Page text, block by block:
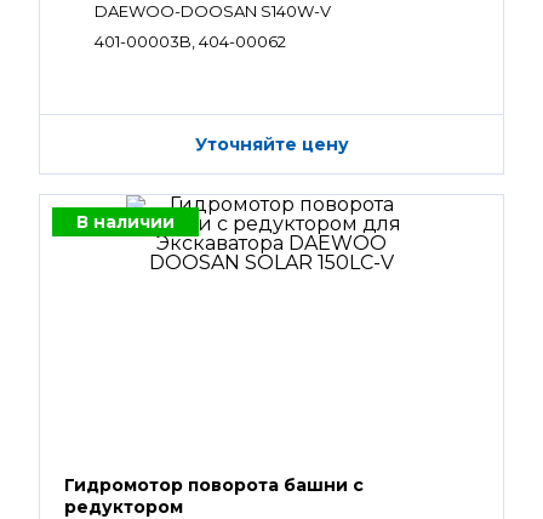
DAEWOO-DOOSAN S140W-V
401-00003B, 404-00062
Уточняйте цену
В наличии
Гидромотор поворота башни с
редуктором